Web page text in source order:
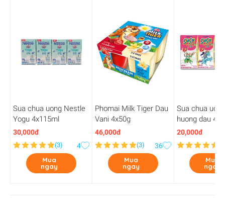
Sua chua uong Nestle
Yogu 4x115ml
30,000đ
(3)
4
Mua
ngay
Phomai Milk Tiger Dau
Vani 4x50g
46,000đ
(3)
36
Mua
ngay
Sua chua
huong dau
20,000đ
Mua
ngay